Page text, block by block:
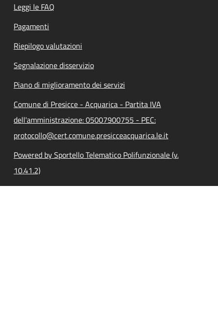
Leggi le FAQ
Pagamenti
Riepilogo valutazioni
Segnalazione disservizio
Piano di miglioramento dei servizi
Comune di Presicce - Acquarica - Partita IVA
dell'amministrazione: 05007900755 - PEC:
protocollo@cert.comune.presicceacquarica.le.it
Powered by Sportello Telematico Polifunzionale (v.
10.41.2)